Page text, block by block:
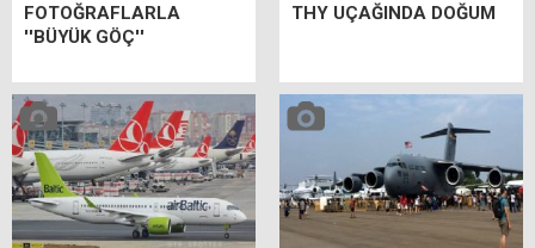
FOTOĞRAFLARLA
''BÜYÜK GÖÇ''
THY UÇAĞINDA DOĞUM